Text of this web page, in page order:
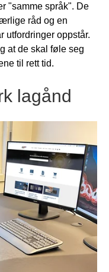
"samme språk". De
råd og en
utfordringer oppstår.
at de skal føle seg
til rett tid.
lagånd